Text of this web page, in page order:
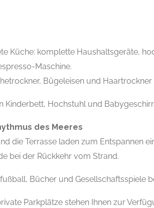
Küche: komplette Haushaltsgeräte,
Maschine.
Bügeleisen und
Kinderbett, Hochstuhl und
des Meeres
die Terrasse laden zum Entspannen
bei der Rückkehr vom Strand.
Bücher und Gesellschaftsspiele
Parkplätze stehen Ihnen zur